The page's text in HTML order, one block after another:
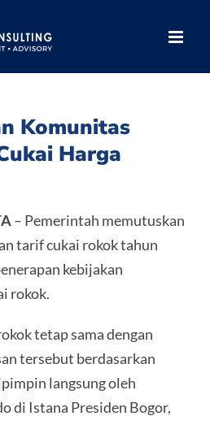
Komunitas
Harga
– Pemerintah memutuskan
tarif cukai rokok tahun
kebijakan
rokok.
tetap sama dengan
tersebut berdasarkan
langsung oleh
di Istana Presiden Bogor,